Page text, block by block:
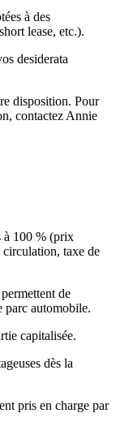
à des
lease, etc.).
desiderata
disposition. Pour
contactez Annie
à 100 % (prix
taxe de
de
parc automobile.
capitalisée.
dès la
pris en charge par